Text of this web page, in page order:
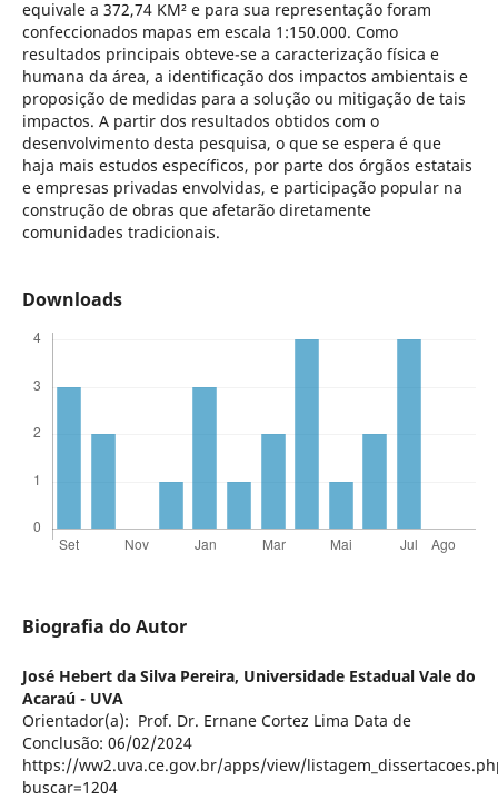
equivale a 372,74 KM² e para sua representação foram
confeccionados mapas em escala 1:150.000. Como
resultados principais obteve-se a caracterização física e
humana da área, a identificação dos impactos ambientais e
proposição de medidas para a solução ou mitigação de tais
impactos. A partir dos resultados obtidos com o
desenvolvimento desta pesquisa, o que se espera é que
haja mais estudos específicos, por parte dos órgãos estatais
e empresas privadas envolvidas, e participação popular na
construção de obras que afetarão diretamente
comunidades tradicionais.
Downloads
Biografia do Autor
José Hebert da Silva Pereira, Universidade Estadual Vale do
Acaraú - UVA
Orientador(a): Prof. Dr. Ernane Cortez Lima Data de
Conclusão: 06/02/2024
https://ww2.uva.ce.gov.br/apps/view/
buscar=1204